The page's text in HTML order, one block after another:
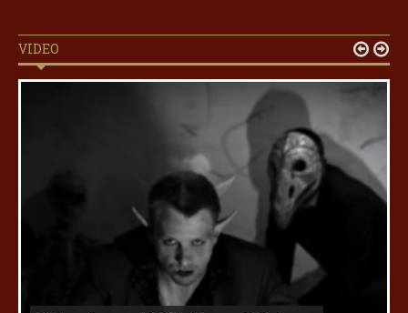
VIDEO  